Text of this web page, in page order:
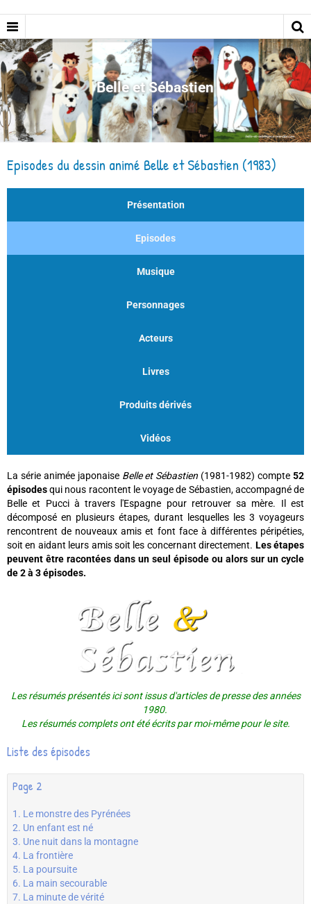
Belle et Sébastien
Episodes du dessin animé Belle et Sébastien (1983)
Présentation
Episodes
Musique
Personnages
Acteurs
Livres
Produits dérivés
Vidéos
La série animée japonaise Belle et Sébastien (1981-1982) compte52
épisodesqui nous racontent le voyage de Sébastien, accompagné de
Belle et Pucci à travers l'Espagne pour retrouver sa mère. Il est
décomposé en plusieurs étapes, durant lesquelles les 3 voyageurs
rencontrent de nouveaux amis et font face à différentes péripéties,
soit en aidant leurs amis soit les concernant directement. Les étapes
peuvent être racontées dans un seul épisode ou alors sur un cycle
de 2 à 3 épisodes.
Les résumés présentés ici sont issus d'articles de presse des années
1980.
Les résumés complets ont été écrits par moi-même pour le site.
Liste des épisodes
Page 2
1. Le monstre des Pyrénées
2. Un enfant est né
3. Une nuit dans la montagne
4. La frontière
5. La poursuite
6. La main secourable
7. La minute de vérité